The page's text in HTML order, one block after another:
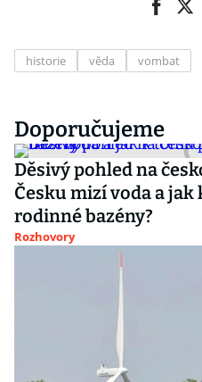
historie věda vombat
Doporučujeme
Děsivý pohled na
Česku mizí voda a
rodinné bazény?
Rozhovory